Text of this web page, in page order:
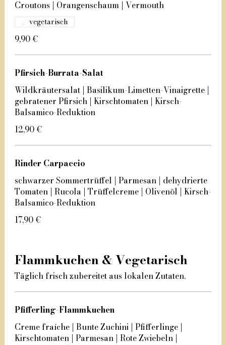
Croutons | Orangenschaum | Vermouth
9,90 €
vegetarisch
Pfirsich-Burrata-Salat
Wildkräutersalat | Basilikum-Limetten-Vinaigrette |
gebratener Pfirsich | Kirschtomaten | Kirsch-
Balsamico-Reduktion
12,90 €
Rinder Carpaccio
schwarzer Sommertrüffel | Parmesan | dehydrierte
Tomaten | Rucola | Trüffelcreme | Olivenöl | Kirsch-
Balsamico-Reduktion
17,90 €
Flammkuchen & Vegetarisch
Täglich frisch zubereitet aus lokalen Zutaten.
Pfifferling-Flammkuchen
Creme fraíche | Bunte Zuchini | Pfifferlinge |
Kirschtomaten | Parmesan | Rote Zwiebeln |